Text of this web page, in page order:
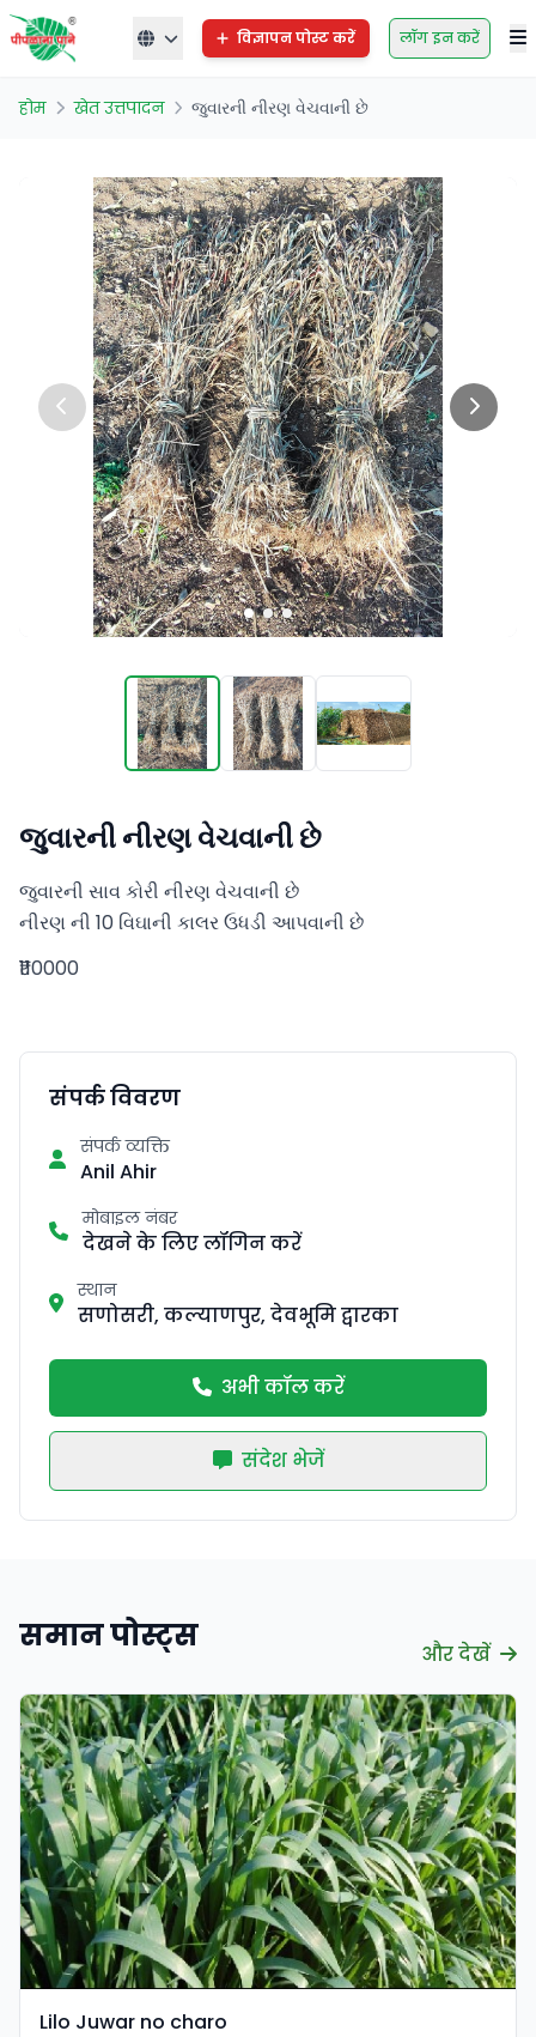
विज्ञापन पोस्ट करें लॉग इन करें
होम खेत उत्तपादन જુવારની નીરણ વેચવાની છે
જુવારની નીરણ વેચવાની છે
જુવારની સાવ કોરી નીરણ વેચવાની છે
નીરણ ની 10 વિઘાની કાલર ઉધડી આપવાની છે
₹110000
संपर्क विवरण
संपर्क व्यक्ति
Anil Ahir
मोबाइल नंबर
देखने के लिए लॉगिन करें
स्थान
सणोसरी, कल्याणपुर, देवभूमि द्वारका
अभी कॉल करें
संदेश भेजें
समान पोस्ट्स और देखें
Lilo Juwar no charo